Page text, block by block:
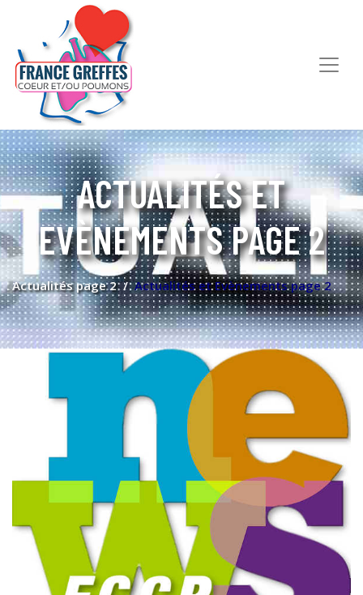
ACTUALITÉS ET
EVÈNEMENTS PAGE 2
Actualités page 2 Actualités et Evènements page 2